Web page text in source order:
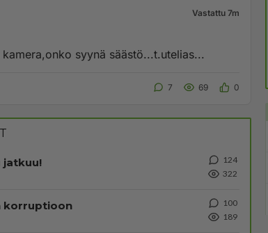
Vastattu 7m
syynä säästö...t.utelias...
7 69 0
jatkuu!
124
322
korruptioon
100
189